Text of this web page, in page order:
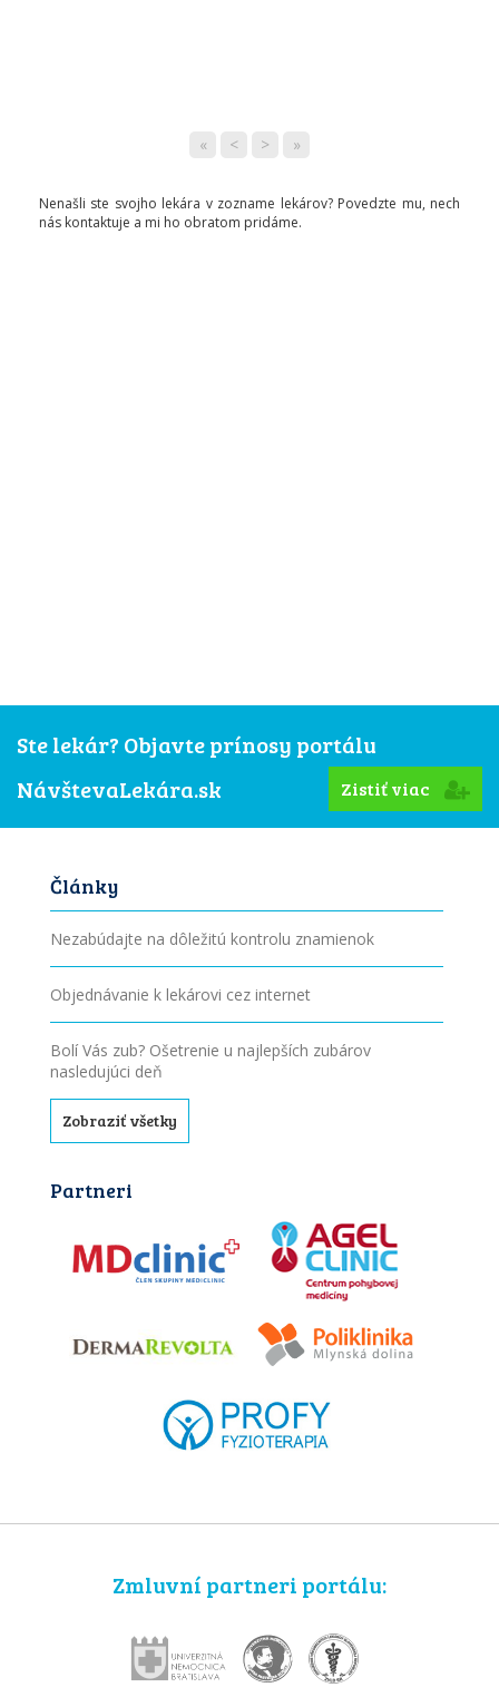
« < > »
Nenašli ste svojho lekára v zozname lekárov? Povedzte mu, nech
nás kontaktuje a mi ho obratom pridáme.
Ste lekár? Objavte prínosy portálu
NávštevaLekára.sk
Zistiť viac
Články
Nezabúdajte na dôležitú kontrolu znamienok
Objednávanie k lekárovi cez internet
Bolí Vás zub? Ošetrenie u najlepších zubárov
nasledujúci deň
Zobraziť všetky
Partneri
Zmluvní partneri portálu: